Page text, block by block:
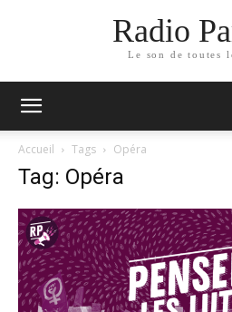
Radio
Le son de toutes
Accueil Tags Opéra
Tag: Opéra